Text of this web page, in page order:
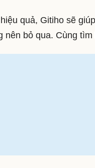
quả, Gitiho sẽ
nên bỏ qua. Cùng